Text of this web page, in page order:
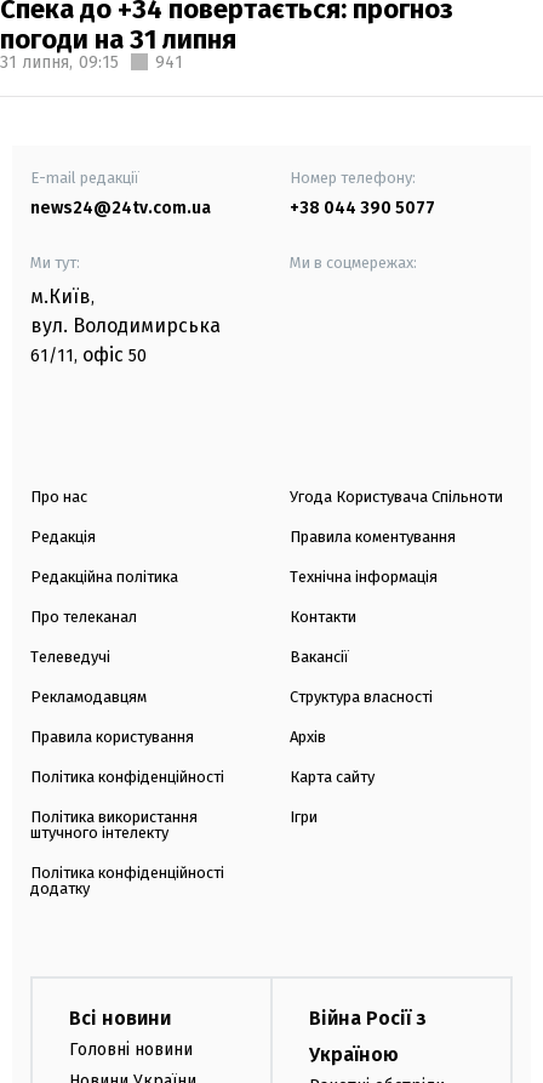
Спека до +34 повертається: прогноз
погоди на 31 липня
31 липня, 09:15 941
E-mail редакції
news24@24tv.com.ua
Номер телефону:
+38 044 390 5077
Ми тут:
м.Київ,
вул. Володимирська
61/11, офіс 50
Ми в соцмережах:
Про нас
Редакція
Редакційна політика
Про телеканал
Телеведучі
Рекламодавцям
Правила користування
Політика конфіденційності
Політика використання
штучного інтелекту
Політика конфіденційності
додатку
Угода Користувача Спільноти
Правила коментування
Технічна інформація
Контакти
Вакансії
Структура власності
Архів
Карта сайту
Ігри
Всі новини
Головні новини
Війна Росії з
Україною